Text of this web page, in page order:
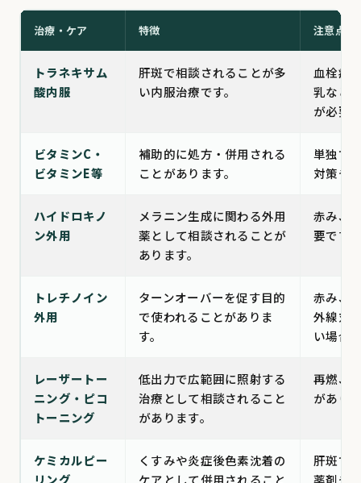
治療・ケア 特徴 注意点
トラネキサム
酸内服
肝斑で相談されることが多
い内服治療です。
血栓症
乳など
が必要
ビタミンC・
ビタミンE等
補助的に処方・併用される
ことがあります。
単独で
対策や
ハイドロキノ
ン外用
メラニン生成に関わる外用
薬として相談されることが
あります。
赤み、
要です
トレチノイン
外用
ターンオーバーを促す目的
で使われることがありま
す。
赤み、
外線対
い場合
レーザートー
ニング・ピコ
トーニング
低出力で広範囲に照射する
治療として相談されること
があります。
再燃、
があり
ケミカルピー
リング
くすみや炎症後色素沈着の
ケアとして併用されること
肝斑で
薬剤や